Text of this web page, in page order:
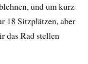
und um kurz
18 Sitzplätzen, aber
das Rad stellen